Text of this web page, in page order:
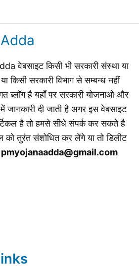
वेबसाइट किसी भी सरकारी संस्था या
किसी सरकारी विभाग से सम्बन्ध नहीं
ब्लॉग है यहाँ पर सरकारी योजनाओ और
जानकारी दी जाती है अगर इस वेबसाइट
है तो हमसे सीधे संपर्क कर सकते है
को तुरंत संशोधित कर लेंगे या तो डिलीट
pmyojanaadda@gmail.com